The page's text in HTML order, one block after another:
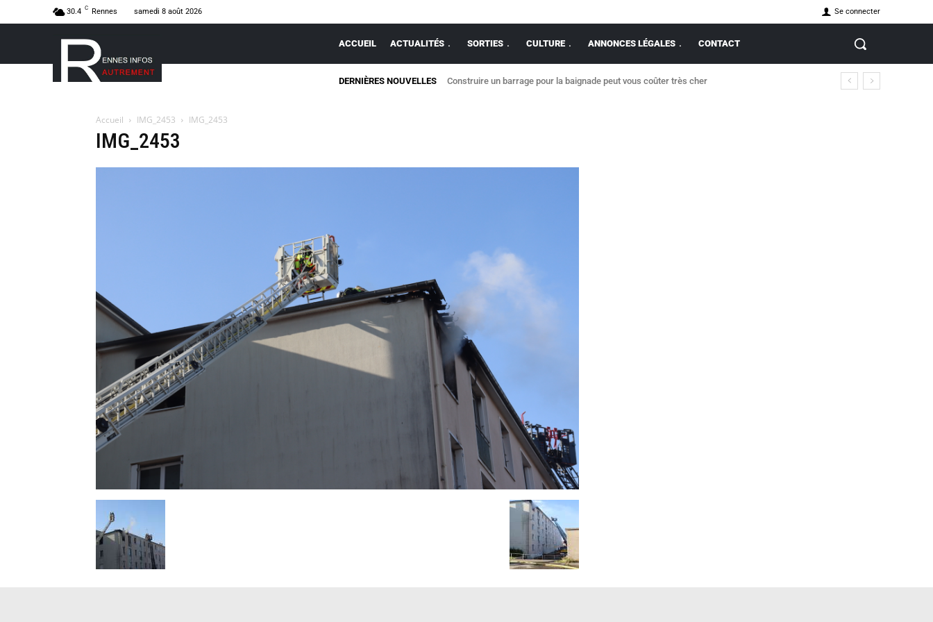
30.4 C Rennes samedi 8 août 2026 Se connecter
ACCUEIL ACTUALITÉS SORTIES CULTURE ANNONCES LÉGALES CONTACT
DERNIÈRES NOUVELLES Construire un barrage pour la baignade peut vous coûter très cher
Accueil IMG_2453 IMG_2453
IMG_2453